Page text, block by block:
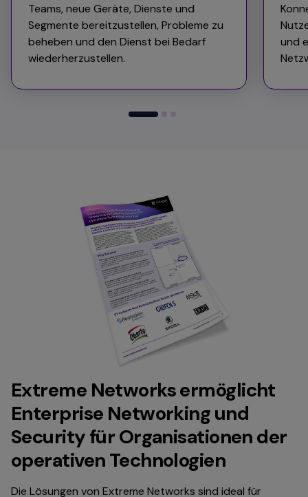
Teams, neue Geräte, Dienste und
Segmente bereitzustellen, Probleme zu
beheben und den Dienst bei Bedarf
wiederherzustellen.
und
Extreme Networks ermöglicht
Enterprise Networking und
Security für Organisationen der
operativen Technologien
Die Lösungen von Extreme Networks sind ideal für